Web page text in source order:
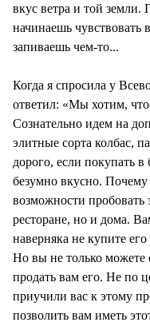
вкус ветра и той земли.
начинаешь чувствовать
запиваешь чем-то...
Когда я спросила у
ответил: «Мы хотим,
Сознательно идем на
элитные сорта колбас,
дорого, если покупать
безумно вкусно.
возможности пробовать
ресторане, но и дома.
наверняка не купите
Но вы не только можете
продать вам его. Не по
приучили вас к этому
позволить вам иметь